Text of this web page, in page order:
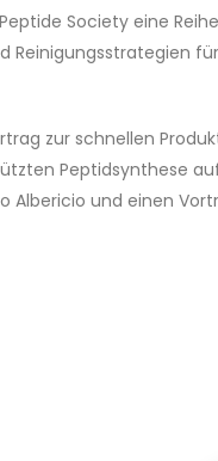
Society eine
zur schnellen
Peptidsynthese
Albericio und einen